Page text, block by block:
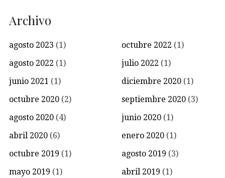
Archivo
agosto 2023 (1) octubre 2022 (1)
agosto 2022 (1) julio 2022 (1)
junio 2021 (1) diciembre 2020 (1)
octubre 2020 (2) septiembre 2020 (3)
agosto 2020 (4) junio 2020 (1)
abril 2020 (6) enero 2020 (1)
octubre 2019 (1) agosto 2019 (3)
mayo 2019 (1) abril 2019 (1)